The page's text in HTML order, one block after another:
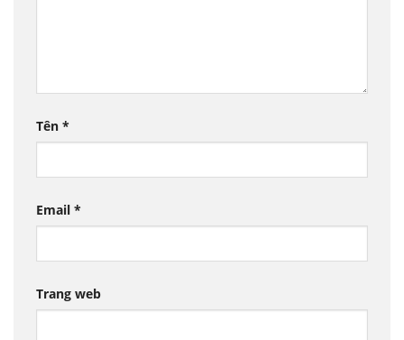
Tên *
Email *
Trang web